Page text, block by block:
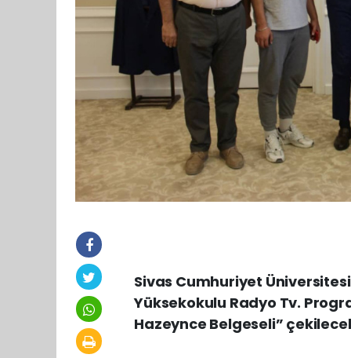
Sivas Cumhuriyet
Yüksekokulu Radyo Tv.
Hazeynce Belgeseli”